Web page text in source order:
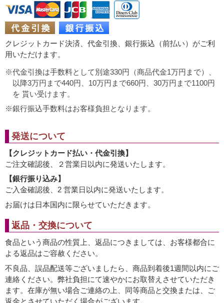
クレジットカード決済、代金引換、銀行振込（前払い）がご利
用いただけます。
代金引換は手数料として別途330円（商品代金1万円まで）、
以降3万円まで440円、10万円まで660円、30万円まで1100円
を 貰い受けます。
銀行振込手数料はお客様負担となります。
発送について
【クレジットカード払い・代金引換】
ご注文確認後、２営業日以内に発送いたします。
【銀行振り込み】
ご入金確認後、2 営業日以内に発送いたします。
お届けは日本国内に限らせていただきます。
返品・交換について
食品という商品の性質上、返品につきましては、お客様都合に
よる返品はご容赦ください。
不良品、誤品配送等ございましたら、商品到着後1週間以内にご
連絡ください。弊社負担にて速やかにお取替えさせていただき
ます。在庫が無い場合ご連絡の上、同等商品と交換または、ご
返金とさせていただく場合がございます。